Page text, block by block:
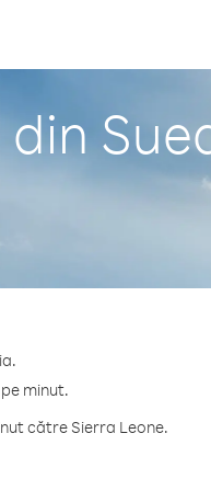
minut.
către Sierra Leone.